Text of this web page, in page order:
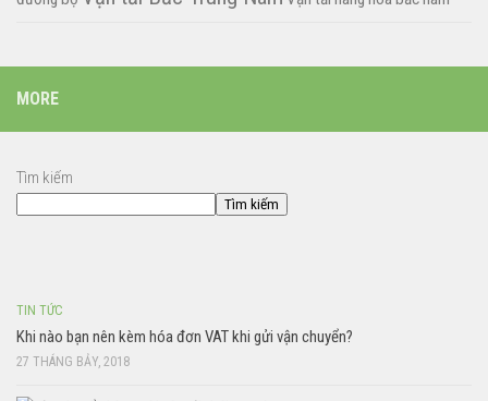
MORE
Tìm kiếm
Tìm kiếm
TIN TỨC
Khi nào bạn nên kèm hóa đơn VAT khi gửi vận chuyển?
27 THÁNG BẢY, 2018